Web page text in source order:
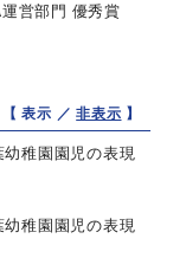
営部門 優秀賞
【 表示 ／非表示 】
稚園園児の表現
稚園園児の表現